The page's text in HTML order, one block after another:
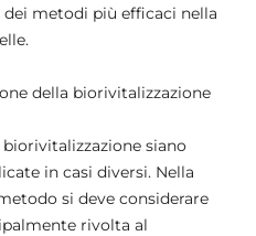
metodi più efficaci nella
della biorivitalizzazione
siano
in casi diversi. Nella
si deve considerare
rivolta al